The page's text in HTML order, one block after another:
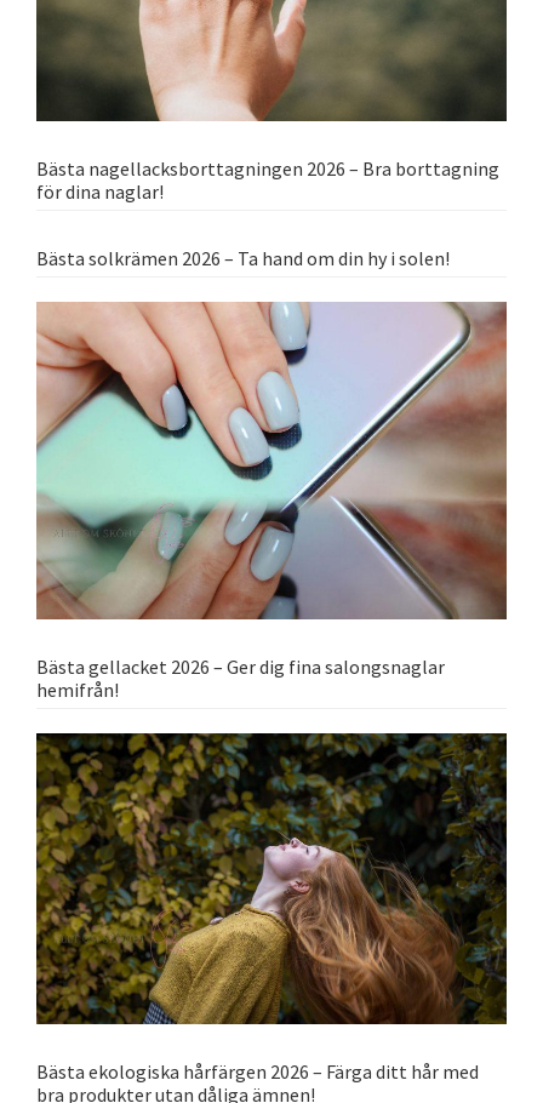
Bästa nagellacksborttagningen 2026 – Bra borttagning
för dina naglar!
Bästa solkrämen 2026 – Ta hand om din hy i solen!
Bästa gellacket 2026 – Ger dig fina salongsnaglar
hemifrån!
Bästa ekologiska hårfärgen 2026 – Färga ditt hår med
bra produkter utan dåliga ämnen!